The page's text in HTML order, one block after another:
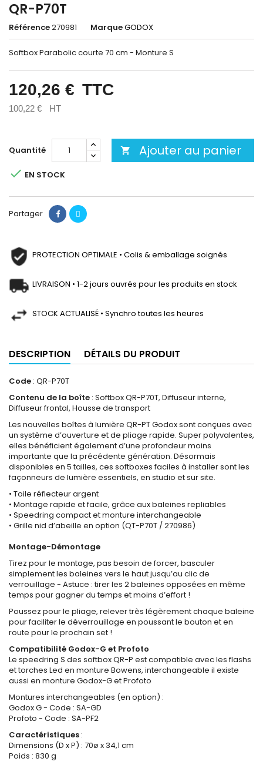
QR-P70T
Référence270981 MarqueGODOX
Softbox Parabolic courte 70 cm - Monture S
120,26 € TTC
100,22 € HT
Quantité  Ajouter au panier
 EN STOCK
Partager
PROTECTION OPTIMALE • Colis & emballage soignés
LIVRAISON • 1-2 jours ouvrés pour les produits en stock
STOCK ACTUALISÉ • Synchro toutes les heures
DESCRIPTION DÉTAILS DU PRODUIT
Code : QR-P70T
Contenu de la boîte : Softbox QR-P70T, Diffuseur interne,
Diffuseur frontal, Housse de transport
Les nouvelles boîtes à lumière QR-PT Godox sont conçues avec
un système d’ouverture et de pliage rapide. Super polyvalentes,
elles bénéficient également d’une profondeur moins
importante que la précédente génération. Désormais
disponibles en 5 tailles, ces softboxes faciles à installer sont les
façonneurs de lumière essentiels, en studio et sur site.
• Toile réflecteur argent
• Montage rapide et facile, grâce aux baleines repliables
• Speedring compact et monture interchangeable
• Grille nid d’abeille en option (QT-P70T / 270986)
Montage-Démontage
Tirez pour le montage, pas besoin de forcer, basculer
simplement les baleines vers le haut jusqu’au clic de
verrouillage - Astuce : tirer les 2 baleines opposées en même
temps pour gagner du temps et moins d’effort !
Poussez pour le pliage, relever très légèrement chaque baleine
pour faciliter le déverrouillage en poussant le bouton et en
route pour le prochain set !
Compatibilité Godox-G et Profoto
Le speedring S des softbox QR-P est compatible avec les flashs
et torches Led en monture Bowens, interchangeable il existe
aussi en monture Godox-G et Profoto
Montures interchangeables (en option) :
Godox G - Code : SA-GD
Profoto - Code : SA-PF2
Caractéristiques :
Dimensions (D x P) : 70ø x 34,1 cm
Poids : 830 g